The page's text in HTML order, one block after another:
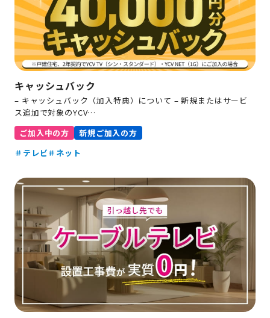
キャッシュバック
– キャッシュバック（加入特典）について – 新規またはサービ
ス追加で対象のYCV…
ご加入中の方
新規ご加入の方
＃テレビ＃ネット